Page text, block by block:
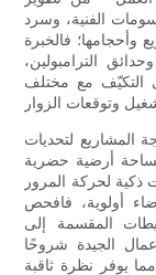
الفنية، وسرد
فالخبرة
الترامبولين،
التكيّف مع مختلف
المشاريع لتحديات
أرضية حضرية
ذكية لحركة المرور
أولوية، فافحص
المقسمة إلى
الجيدة شروحًا
يوفر نظرة ثاقبة